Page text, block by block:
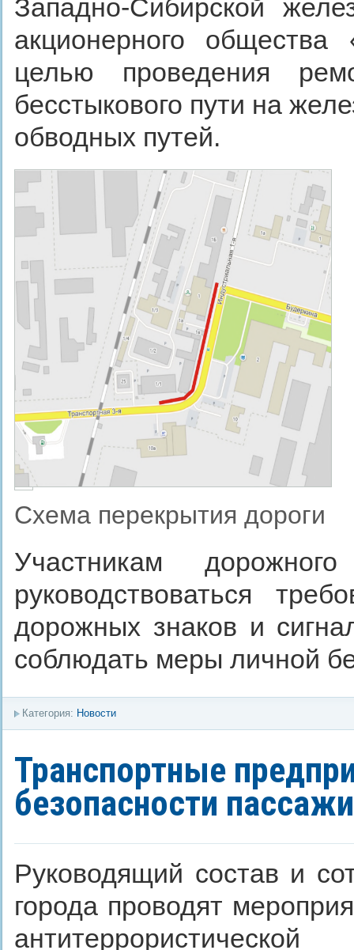
Западно-Сибирской
акционерного
целью проведения
бесстыкового пути на
обводных путей.
Схема перекрытия дороги
Участникам
руководствоваться
дорожных знаков и
соблюдать меры личной
Категория: Новости
Транспортные
безопасности
Руководящий состав и
города проводят